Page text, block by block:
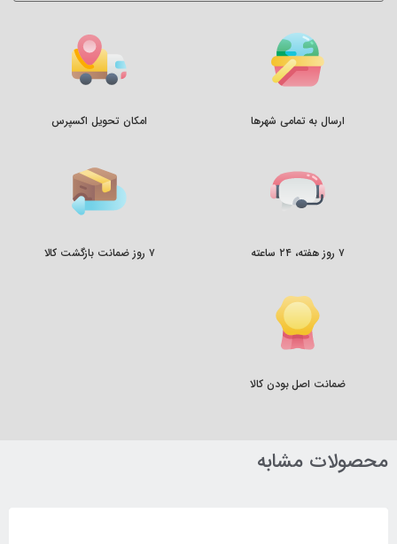
ارسال به تمامی شهرها امکان تحویل اکسپرس
۷ روز هفته، ۲۴ ساعته ۷ روز ضمانت بازگشت کالا
ضمانت اصل بودن کالا
محصولات مشابه